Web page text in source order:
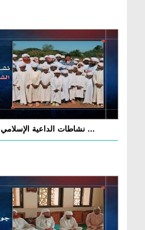
نشاطات الداعية الإسلامي الشيخ عبد الحبيب العطاري ...